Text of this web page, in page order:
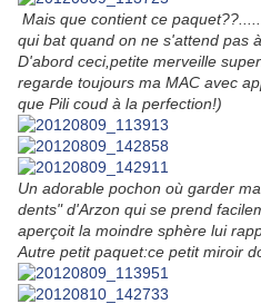
Mais que contient ce paquet??.......
qui bat quand on ne s'attend pas
D'abord ceci,petite merveille
regarde toujours ma MAC avec
que Pili coud à la perfection!)
Un adorable pochon où garder
dents" d'Arzon qui se prend
aperçoit la moindre sphère lui
Autre petit paquet:ce petit miroir